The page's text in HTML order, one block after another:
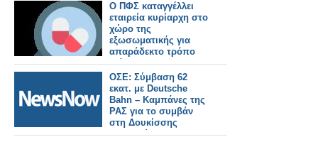
Ο ΠΦΣ καταγγέλλει
εταιρεία κυρίαρχη στο
χώρο της
εξωσωματικής για
απαράδεκτο τρόπο
διάθεσης
σκευάσματός της
ΟΣΕ: Σύμβαση 62
εκατ. με Deutsche
Bahn – Καμπάνες της
ΡΑΣ για το συμβάν
στη Δουκίσσης
Πλακεντίας.